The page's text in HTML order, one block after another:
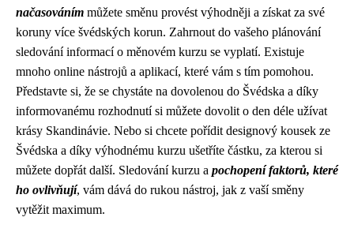
načasováním můžete směnu provést výhodněji a získat za své
koruny více švédských korun. Zahrnout do vašeho plánování
sledování informací o měnovém kurzu se vyplatí. Existuje
mnoho online nástrojů a aplikací, které vám s tím pomohou.
Představte si, že se chystáte na dovolenou do Švédska a díky
informovanému rozhodnutí si můžete dovolit o den déle užívat
krásy Skandinávie. Nebo si chcete pořídit designový kousek ze
Švédska a díky výhodnému kurzu ušetříte částku, za kterou si
můžete dopřát další. Sledování kurzu a pochopení faktorů, které
ho ovlivňují, vám dává do rukou nástroj, jak z vaší směny
vytěžit maximum.